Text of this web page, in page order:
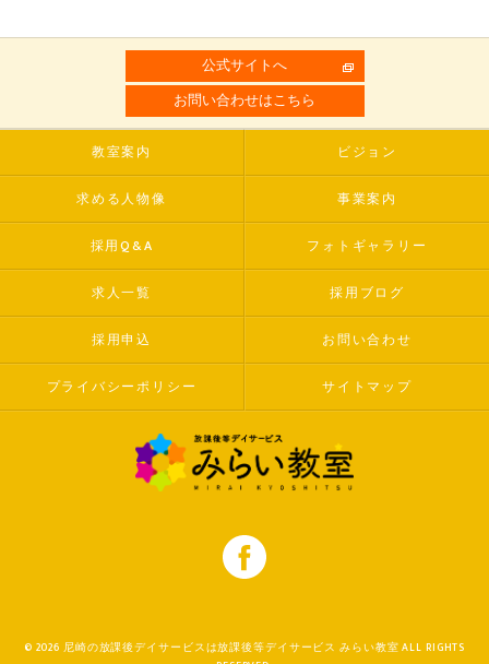
公式サイトへ
お問い合わせはこちら
教室案内 ビジョン
求める人物像 事業案内
採用Q&A フォトギャラリー
求人一覧 採用ブログ
採用申込 お問い合わせ
プライバシーポリシー サイトマップ
© 2026 尼崎の放課後デイサービスは放課後等デイサービス みらい教室 ALL RIGHTS